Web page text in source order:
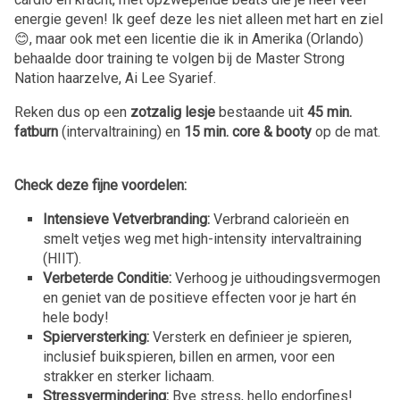
energie geven! Ik geef deze les niet alleen met hart en ziel
😊, maar ook met een licentie die ik in Amerika (Orlando)
behaalde door training te volgen bij de Master Strong
Nation haarzelve, Ai Lee Syarief.
Reken dus op een zotzalig lesje bestaande uit 45 min.
fatburn (intervaltraining) en 15 min. core & booty op de mat.
Check deze fijne voordelen:
Intensieve Vetverbranding: Verbrand calorieën en
smelt vetjes weg met high-intensity intervaltraining
(HIIT).
Verbeterde Conditie: Verhoog je uithoudingsvermogen
en geniet van de positieve effecten voor je hart én
hele body!
Spierversterking: Versterk en definieer je spieren,
inclusief buikspieren, billen en armen, voor een
strakker en sterker lichaam.
Stressvermindering: Bye stress, hello endorfines!